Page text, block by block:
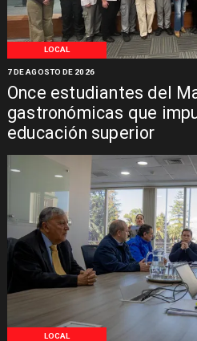
LOCAL
Once estudiantes del
gastronómicas que
educación superior
7 DE AGOSTO DE 2026
LOCAL